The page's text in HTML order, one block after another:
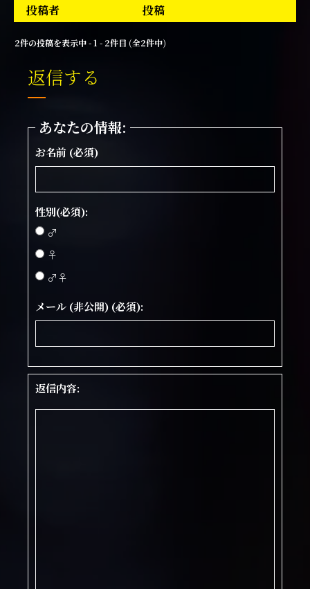
投稿者 投稿
2件の投稿を表示中 - 1 - 2件目 (全2件中)
返信する
あなたの情報:
お名前 (必須)
性別(必須):
♂
♀
♂♀
メール (非公開) (必須):
返信内容: